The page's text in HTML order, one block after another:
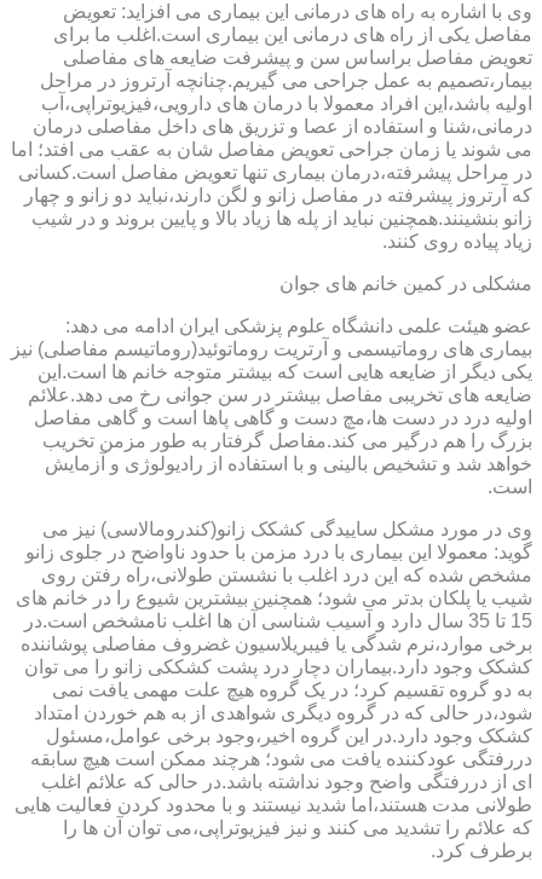
وی با اشاره به راه های درمانی این بیماری می افزاید: تعویض
مفاصل یکی از راه های درمانی این بیماری است.اغلب ما برای
تعویض مفاصل براساس سن و پیشرفت ضایعه های مفاصلی
بیمار،تصمیم به عمل جراحی می گیریم.چنانچه آرتروز در مراحل
اولیه باشد،این افراد معمولا با درمان های دارویی،فیزیوتراپی،آب
درمانی،شنا و استفاده از عصا و تزریق های داخل مفاصلی درمان
می شوند یا زمان جراحی تعویض مفاصل شان به عقب می افتد؛ اما
در مراحل پیشرفته،درمان بیماری تنها تعویض مفاصل است.کسانی
که آرتروز پیشرفته در مفاصل زانو و لگن دارند،نباید دو زانو و چهار
زانو بنشینند.همچنین نباید از پله ها زیاد بالا و پایین بروند و در شیب
زیاد پیاده روی کنند.
مشکلی در کمین خانم های جوان
عضو هیئت علمی دانشگاه علوم پزشکی ایران ادامه می دهد:
بیماری های روماتیسمی و آرتریت روماتوئید(روماتیسم مفاصلی) نیز
یکی دیگر از ضایعه هایی است که بیشتر متوجه خانم ها است.این
ضایعه های تخریبی مفاصل بیشتر در سن جوانی رخ می دهد.علائم
اولیه درد در دست ها،مچ دست و گاهی پاها است و گاهی مفاصل
بزرگ را هم درگیر می کند.مفاصل گرفتار به طور مزمن تخریب
خواهد شد و تشخیص بالینی و با استفاده از رادیولوژی و آزمایش
است.
وی در مورد مشکل ساییدگی کشکک زانو(کندرومالاسی) نیز می
گوید: معمولا این بیماری با درد مزمن با حدود ناواضح در جلوی زانو
مشخص شده که این درد اغلب با نشستن طولانی،راه رفتن روی
شیب یا پلکان بدتر می شود؛ همچنین بیشترین شیوع را در خانم های
15 تا 35 سال دارد و آسیب شناسی آن ها اغلب نامشخص است.در
برخی موارد،نرم شدگی یا فیبریلاسیون غضروف مفاصلی پوشاننده
کشکک وجود دارد.بیماران دچار درد پشت کشککی زانو را می توان
به دو گروه تقسیم کرد؛ در یک گروه هیچ علت مهمی یافت نمی
شود،در حالی که در گروه دیگری شواهدی از به هم خوردن امتداد
کشکک وجود دارد.در این گروه اخیر،وجود برخی عوامل،مسئول
دررفتگی عودکننده یافت می شود؛ هرچند ممکن است هیچ سابقه
ای از دررفتگی واضح وجود نداشته باشد.در حالی که علائم اغلب
طولانی مدت هستند،اما شدید نیستند و با محدود کردن فعالیت هایی
که علائم را تشدید می کنند و نیز فیزیوتراپی،می توان آن ها را
برطرف کرد.